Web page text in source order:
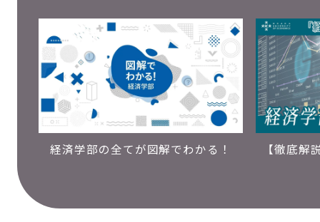
経済学部の全てが図解でわかる！ 【徹底解